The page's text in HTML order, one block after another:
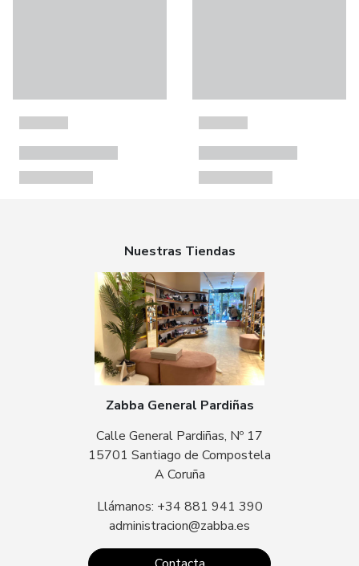
Nuestras Tiendas
Zabba General Pardiñas
Calle General Pardiñas, Nº 17
15701 Santiago de Compostela
A Coruña
Llámanos: +34 881 941 390
administracion@zabba.es